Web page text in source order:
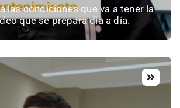
las condiciones que va a tener la
que se prepara día a día.